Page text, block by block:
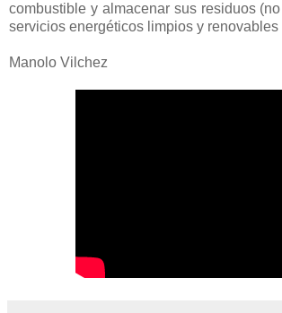
combustible y almacenar sus residuos
servicios energéticos limpios y renovables
Manolo Vilchez